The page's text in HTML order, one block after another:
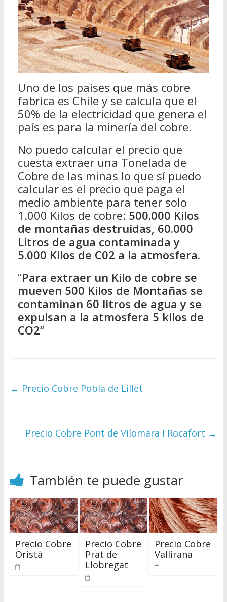
Uno de los países que más cobre
fabrica es Chile y se calcula que el
50% de la electricidad que genera el
país es para la minería del cobre.
No puedo calcular el precio que
cuesta extraer una Tonelada de
Cobre de las minas lo que sí puedo
calcular es el precio que paga el
medio ambiente para tener solo
1.000 Kilos de cobre: 500.000 Kilos
de montañas destruidas, 60.000
Litros de agua contaminada y
5.000 Kilos de C02 a la atmosfera.
“Para extraer un Kilo de cobre se
mueven 500 Kilos de Montañas se
contaminan 60 litros de agua y se
expulsan a la atmosfera 5 kilos de
CO2“
← Precio Cobre Pobla de Lillet
Precio Cobre Pont de Vilomara i Rocafort →
También te puede gustar
Precio Cobre
Oristà
Precio Cobre
Prat de
Llobregat
Precio Cobre
Vallirana